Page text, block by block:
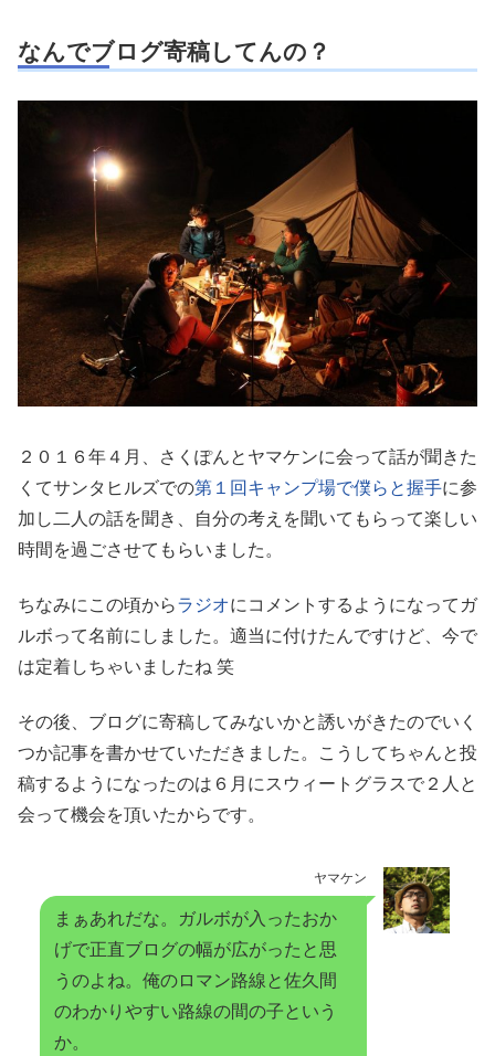
なんでブログ寄稿してんの？
２０１６年４月、さくぽんとヤマケンに会って話が聞きた
くてサンタヒルズでの第１回キャンプ場で僕らと握手に参
加し二人の話を聞き、自分の考えを聞いてもらって楽しい
時間を過ごさせてもらいました。
ちなみにこの頃からラジオにコメントするようになってガ
ルボって名前にしました。適当に付けたんですけど、今で
は定着しちゃいましたね 笑
その後、ブログに寄稿してみないかと誘いがきたのでいく
つか記事を書かせていただきました。こうしてちゃんと投
稿するようになったのは６月にスウィートグラスで２人と
会って機会を頂いたからです。
ヤマケン
まぁあれだな。ガルボが入ったおか
げで正直ブログの幅が広がったと思
うのよね。俺のロマン路線と佐久間
のわかりやすい路線の間の子という
か。